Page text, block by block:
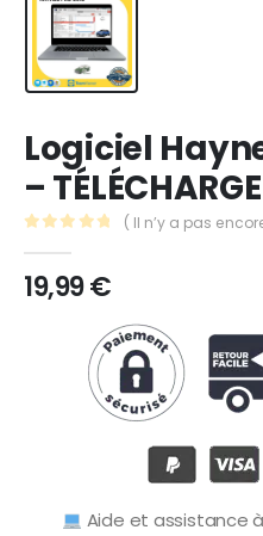
Logiciel
–
( Il n’y a pas
19,99€
Aide et assistance